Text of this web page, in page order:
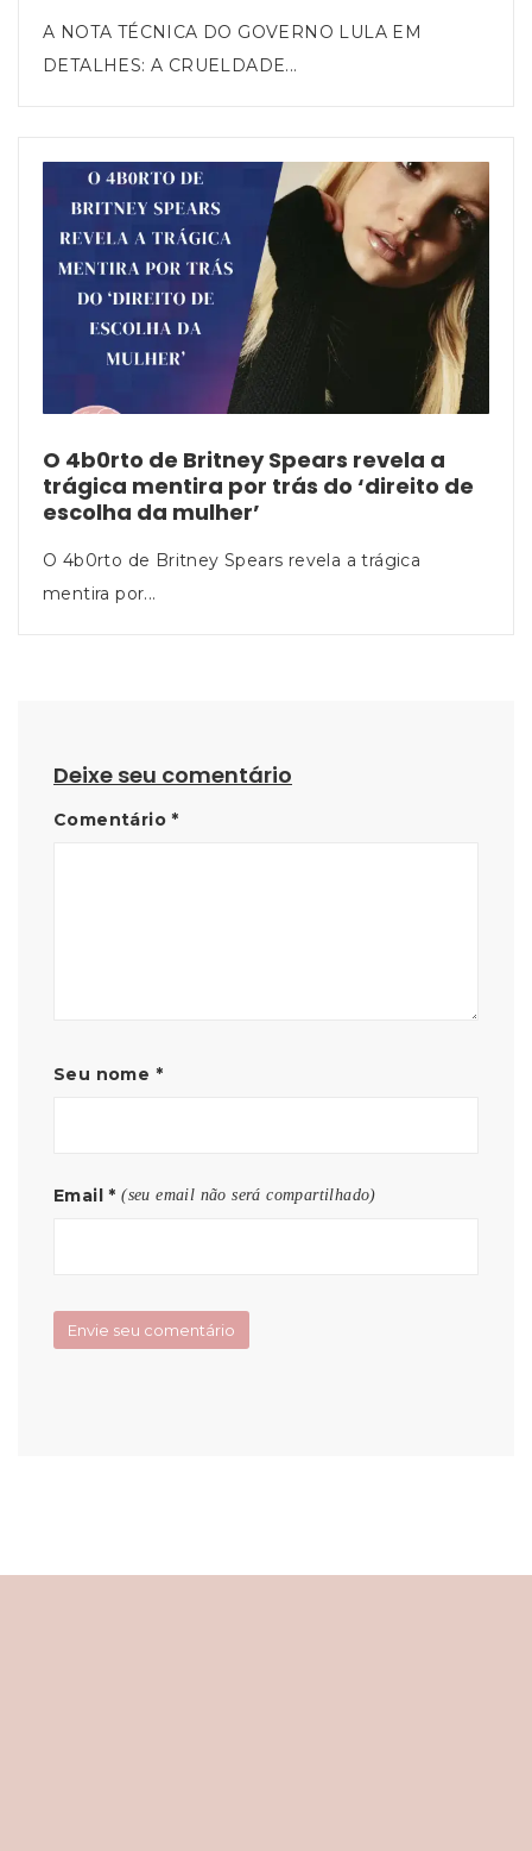
A NOTA TÉCNICA DO GOVERNO LULA EM
DETALHES: A CRUELDADE...
O 4b0rto de Britney Spears revela a
trágica mentira por trás do ‘direito de
escolha da mulher’
O 4b0rto de Britney Spears revela a trágica
mentira por...
Deixe seu comentário
Comentário *
Seu nome *
Email * (seu email não será compartilhado)